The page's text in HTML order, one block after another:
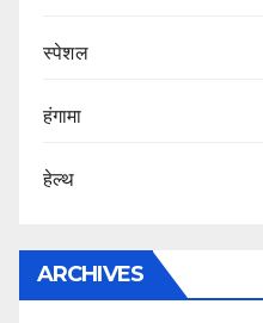
स्पेशल
हंगामा
हेल्थ
ARCHIVES